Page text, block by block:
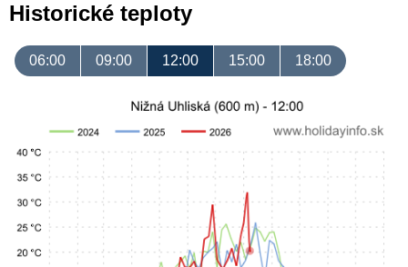
Historické teploty
06:00 09:00 12:00 15:00 18:00